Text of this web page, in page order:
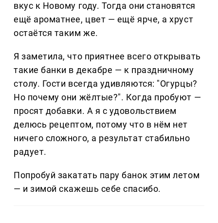
вкус к Новому году. Тогда они становятся
ещё ароматнее, цвет — ещё ярче, а хруст
остаётся таким же.
Я заметила, что приятнее всего открывать
такие банки в декабре — к праздничному
столу. Гости всегда удивляются: "Огурцы?
Но почему они жёлтые?". Когда пробуют —
просят добавки. А я с удовольствием
делюсь рецептом, потому что в нём нет
ничего сложного, а результат стабильно
радует.
Попробуй закатать пару банок этим летом
— и зимой скажешь себе спасибо.